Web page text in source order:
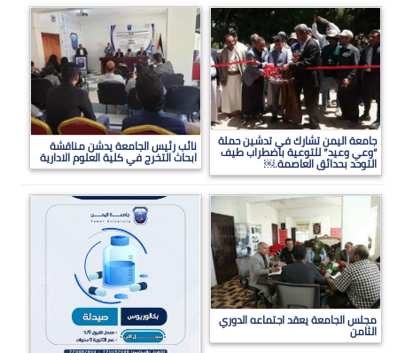
جامعة اليمن تشارك في تدشين حملة
“وعي وعيد” للتوعية باضطراب طيف
التوحد بحدائق العاصمة.￼
نائب رئيس الجامعة يدشن مناقشة
ابحاث التخرج في كلية العلوم الادارية
مجلس الجامعة يعقد اجتماعه الدوري
الثامن